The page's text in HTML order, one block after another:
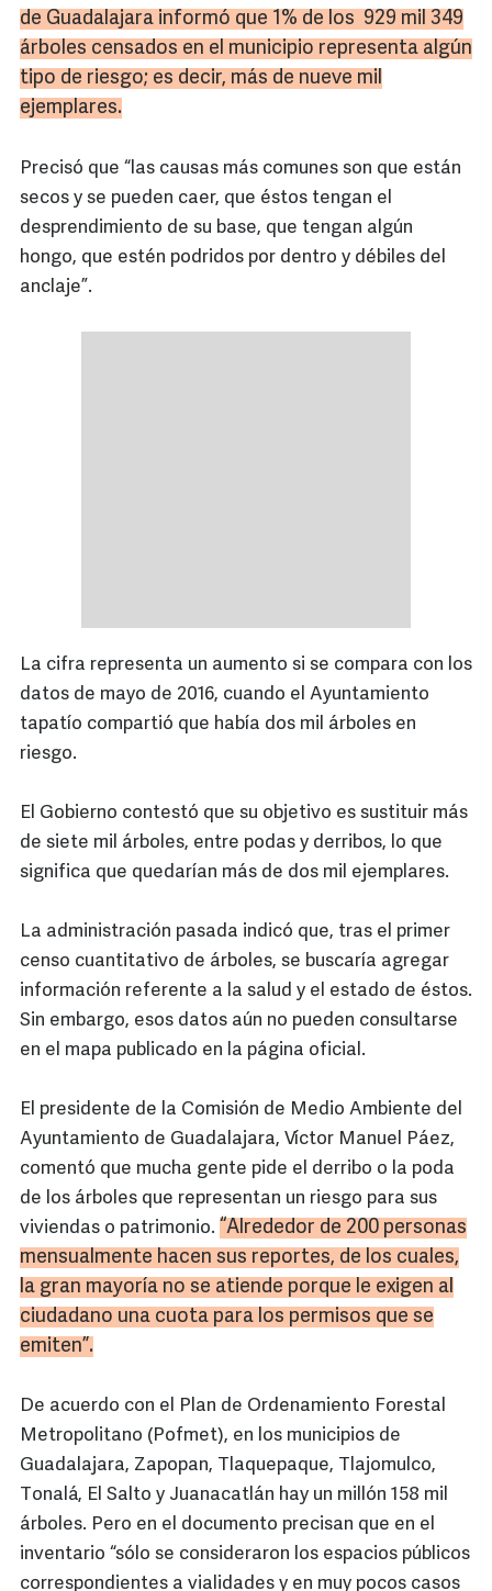
de Guadalajara informó que 1% de los 929 mil 349
árboles censados en el municipio representa algún
tipo de riesgo; es decir, más de nueve mil
ejemplares.
Precisó que “las causas más comunes son que están
secos y se pueden caer, que éstos tengan el
desprendimiento de su base, que tengan algún
hongo, que estén podridos por dentro y débiles del
anclaje”.
La cifra representa un aumento si se compara con los
datos de mayo de 2016, cuando el Ayuntamiento
tapatío compartió que había dos mil árboles en
riesgo.
El Gobierno contestó que su objetivo es sustituir más
de siete mil árboles, entre podas y derribos, lo que
significa que quedarían más de dos mil ejemplares.
La administración pasada indicó que, tras el primer
censo cuantitativo de árboles, se buscaría agregar
información referente a la salud y el estado de éstos.
Sin embargo, esos datos aún no pueden consultarse
en el mapa publicado en la página oficial.
El presidente de la Comisión de Medio Ambiente del
Ayuntamiento de Guadalajara, Víctor Manuel Páez,
comentó que mucha gente pide el derribo o la poda
de los árboles que representan un riesgo para sus
viviendas o patrimonio. “Alrededor de 200 personas
mensualmente hacen sus reportes, de los cuales,
la gran mayoría no se atiende porque le exigen al
ciudadano una cuota para los permisos que se
emiten”.
De acuerdo con el Plan de Ordenamiento Forestal
Metropolitano (Pofmet), en los municipios de
Guadalajara, Zapopan, Tlaquepaque, Tlajomulco,
Tonalá, El Salto y Juanacatlán hay un millón 158 mil
árboles. Pero en el documento precisan que en el
inventario “sólo se consideraron los espacios públicos
correspondientes a vialidades y en muy pocos casos